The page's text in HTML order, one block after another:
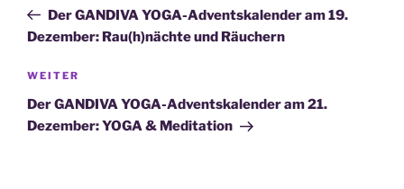
Beitrag
Der GANDIVA YOGA-Adventskalender am 19.
Dezember: Rau(h)nächte und Räuchern
Nächster
Beitrag
WEITER
Der GANDIVA YOGA-Adventskalender am 21.
Dezember: YOGA & Meditation